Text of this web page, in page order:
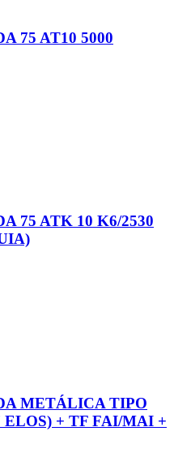
75 AT10 5000
75 ATK 10 K6/2530
METÁLICA TIPO
ELOS) + TF FAI/MAI +